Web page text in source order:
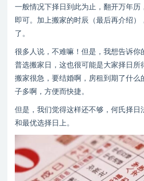
一般情况下择日到此为止，翻开万年历
即可。加上搬家的时辰（最后再介绍）
了。
很多人说，不难嘛！但是，我想告诉你
普选搬家日，这也很可能是大家择日所
搬家很急，要结婚啊，房租到期了什么
子多啊，方便而快捷。
但是，我们觉得这样还不够，何氏择日
和最优选择日上。